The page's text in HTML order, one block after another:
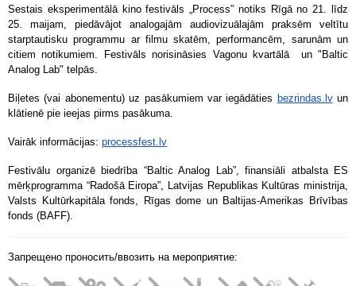
Sestais eksperimentālā kino festivāls „Process” notiks Rīgā no 21. līdz
25. maijam, piedāvājot analogajām audiovizuālajām praksēm veltītu
starptautisku programmu ar filmu skatēm, performancēm, sarunām un
citiem notikumiem. Festivāls norisināsies Vagonu kvartālā un "Baltic
Analog Lab" telpās.
Biļetes (vai abonementu) uz pasākumiem var iegādāties bezrindas.lvun
klātienē pie ieejas pirms pasākuma.
Vairāk informācijas: processfest.lv
Festivālu organizē biedrība “Baltic Analog Lab”, finansiāli atbalsta ES
mērķprogramma “Radošā Eiropa”, Latvijas Republikas Kultūras ministrija,
Valsts Kultūrkapitāla fonds, Rīgas dome un Baltijas-Amerikas Brīvības
fonds (BAFF).
Запрещено проносить/ввозить на мероприятие: